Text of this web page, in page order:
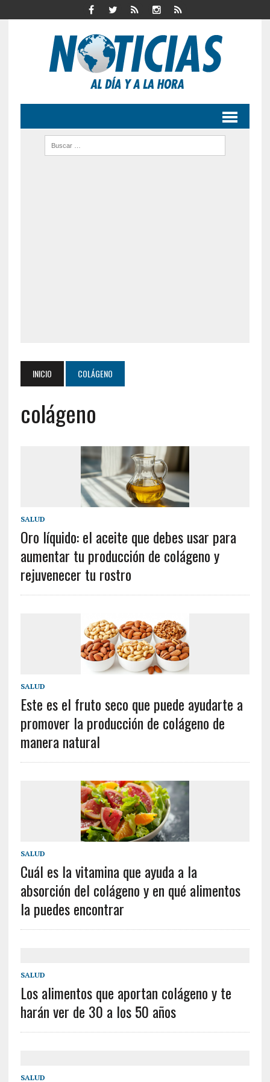
INICIO COLÁGENO
colágeno
SALUD
Oro líquido: el aceite que debes usar para
aumentar tu producción de colágeno y
rejuvenecer tu rostro
SALUD
Este es el fruto seco que puede ayudarte a
promover la producción de colágeno de
manera natural
SALUD
Cuál es la vitamina que ayuda a la
absorción del colágeno y en qué alimentos
la puedes encontrar
SALUD
Los alimentos que aportan colágeno y te
harán ver de 30 a los 50 años
SALUD